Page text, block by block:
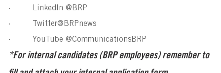
· LinkedIn @BRP
· Twitter@BRPnews
· YouTube @CommunicationsBRP
*For internal candidates (BRP employees) remember to